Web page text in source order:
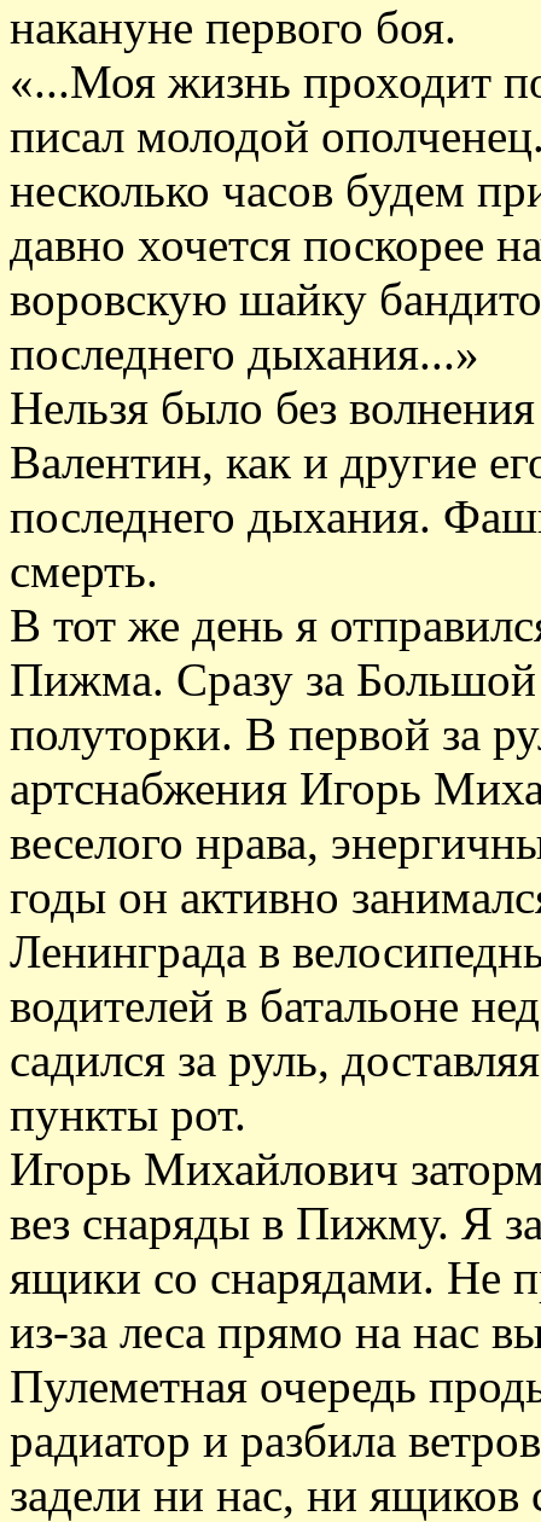
накануне первого боя.
«...Моя жизнь проходит
писал молодой
несколько часов будем
давно хочется поскорее
воровскую шайку
последнего дыхания...»
Нельзя было без
Валентин, как и другие
последнего дыхания.
смерть.
В тот же день я
Пижма. Сразу за Большой
полуторки. В первой за
артснабжения Игорь
веселого нрава,
годы он активно
Ленинграда в
водителей в батальоне
садился за руль,
пункты рот.
Игорь Михайлович
вез снаряды в Пижму. Я
ящики со снарядами. Не
из-за леса прямо на нас
Пулеметная очередь
радиатор и разбила
задели ни нас, ни ящиков